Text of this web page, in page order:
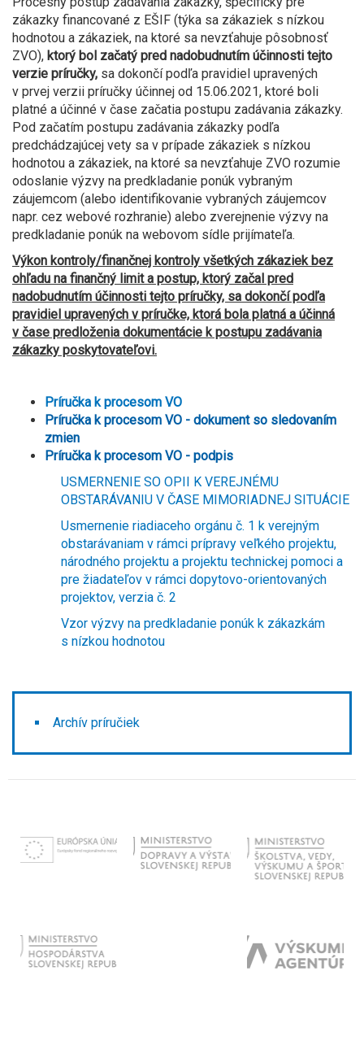
zákazky financované z EŠIF (týka sa zákaziek s nízkou
hodnotou a zákaziek, na ktoré sa nevzťahuje pôsobnosť
ZVO), ktorý bol začatý pred nadobudnutím účinnosti tejto
verzie príručky, sa dokončí podľa pravidiel upravených
v prvej verzii príručky účinnej od 15.06.2021, ktoré boli
platné a účinné v čase začatia postupu zadávania zákazky.
Pod začatím postupu zadávania zákazky podľa
predchádzajúcej vety sa v prípade zákaziek s nízkou
hodnotou a zákaziek, na ktoré sa nevzťahuje ZVO rozumie
odoslanie výzvy na predkladanie ponúk vybraným
záujemcom (alebo identifikovanie vybraných záujemcov
napr. cez webové rozhranie) alebo zverejnenie výzvy na
predkladanie ponúk na webovom sídle prijímateľa.
Výkon kontroly/finančnej kontroly všetkých zákaziek bez
ohľadu na finančný limit a postup, ktorý začal pred
nadobudnutím účinnosti tejto príručky, sa dokončí podľa
pravidiel upravených v príručke, ktorá bola platná a účinná
v čase predloženia dokumentácie k postupu zadávania
zákazky poskytovateľovi.
Príručka k procesom VO
Príručka k procesom VO - dokument so sledovaním
zmien
Príručka k procesom VO - podpis
USMERNENIE SO OPII K VEREJNÉMU
OBSTARÁVANIU V ČASE MIMORIADNEJ SITUÁCIE
Usmernenie riadiaceho orgánu č. 1 k verejným
obstarávaniam v rámci prípravy veľkého projektu,
národného projektu a projektu technickej pomoci a
pre žiadateľov v rámci dopytovo-orientovaných
projektov, verzia č. 2
Vzor výzvy na predkladanie ponúk k zákazkám
s nízkou hodnotou
Archív príručiek